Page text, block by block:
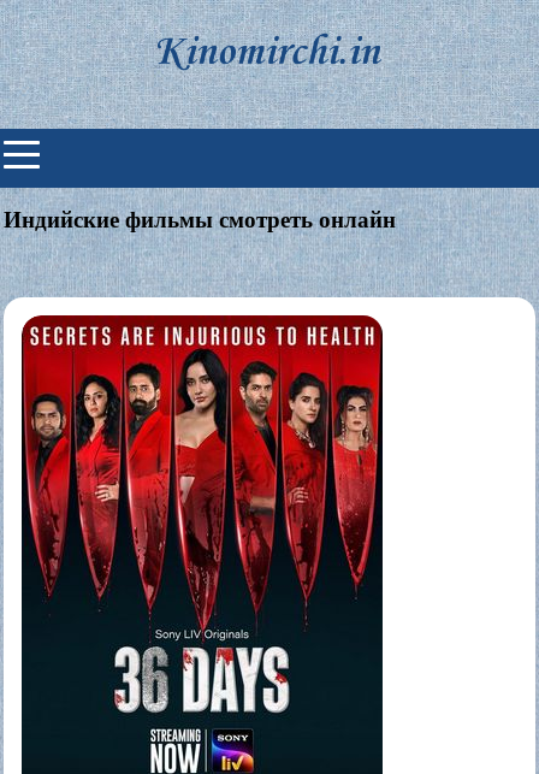
Skip
to
content
Индийские фильмы смотреть
онлайн
Индийские фильмы смотреть онлайн